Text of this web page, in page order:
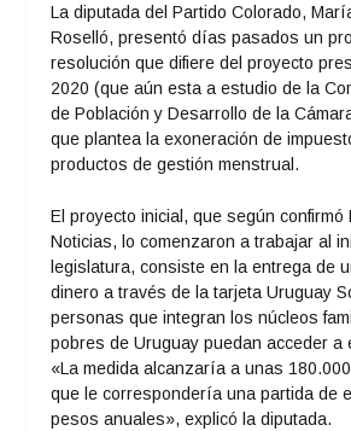
La diputada del Partido Colorado,
Roselló, presentó días pasados un
resolución que difiere del proyecto
2020 (que aún esta a estudio de la
de Población y Desarrollo de la
que plantea la exoneración de
productos de gestión menstrual.
El proyecto inicial, que según confirmó
Noticias, lo comenzaron a trabajar al
legislatura, consiste en la entrega de
dinero a través de la tarjeta Uruguay
personas que integran los núcleos
pobres de Uruguay puedan acceder a
«La medida alcanzaría a unas
que le correspondería una partida de
pesos anuales», explicó la diputada.